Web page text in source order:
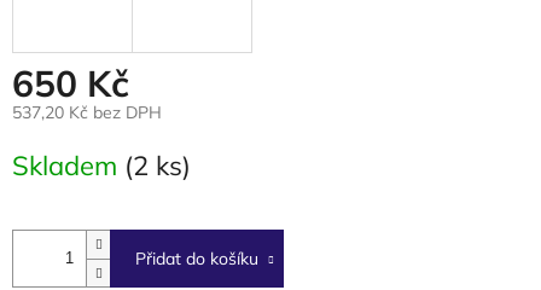
650 Kč
537,20 Kč bez DPH
cena:
Skladem (2 ks)
Přidat do košíku